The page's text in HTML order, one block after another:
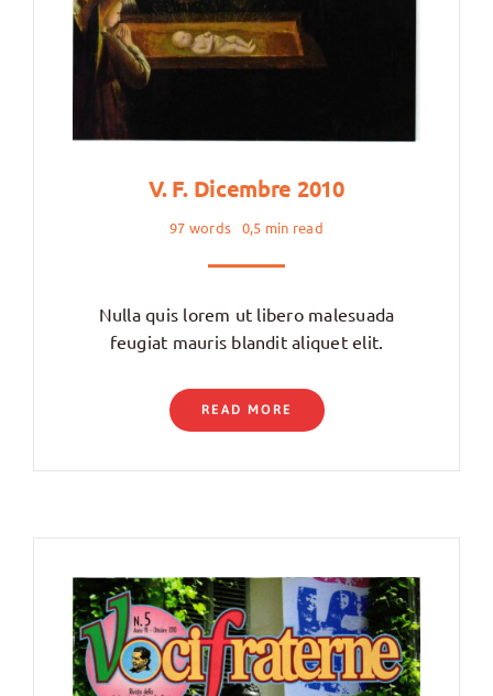
V. F. Dicembre 2010
97 words 0,5 min read
Nulla quis lorem ut libero malesuada
feugiat mauris blandit aliquet elit.
READ MORE